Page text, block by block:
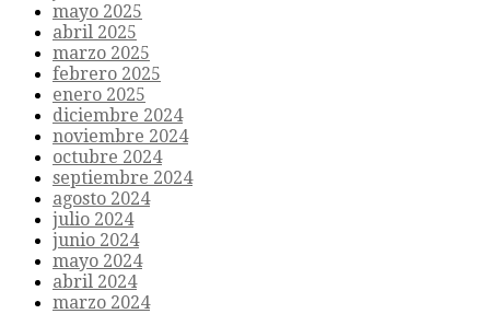
mayo 2025
abril 2025
marzo 2025
febrero 2025
enero 2025
diciembre 2024
noviembre 2024
octubre 2024
septiembre 2024
agosto 2024
julio 2024
junio 2024
mayo 2024
abril 2024
marzo 2024